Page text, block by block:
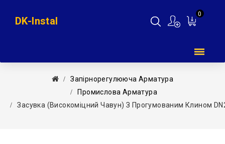
0
DK-Instal
Запірнорегулююча Арматура
Промислова Арматура
Засувка (високоміцний Чавун) З Прогумованим Клином